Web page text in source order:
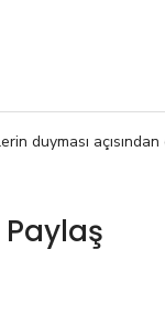
duyması